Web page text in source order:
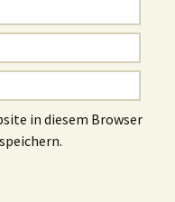
in diesem Browser